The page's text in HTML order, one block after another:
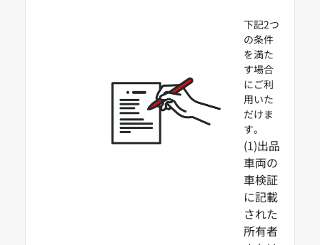
下記2つ
の条件
を満た
す場合
にご利
用いた
だけま
す。
(1)出品
車両の
車検証
に記載
された
所有者